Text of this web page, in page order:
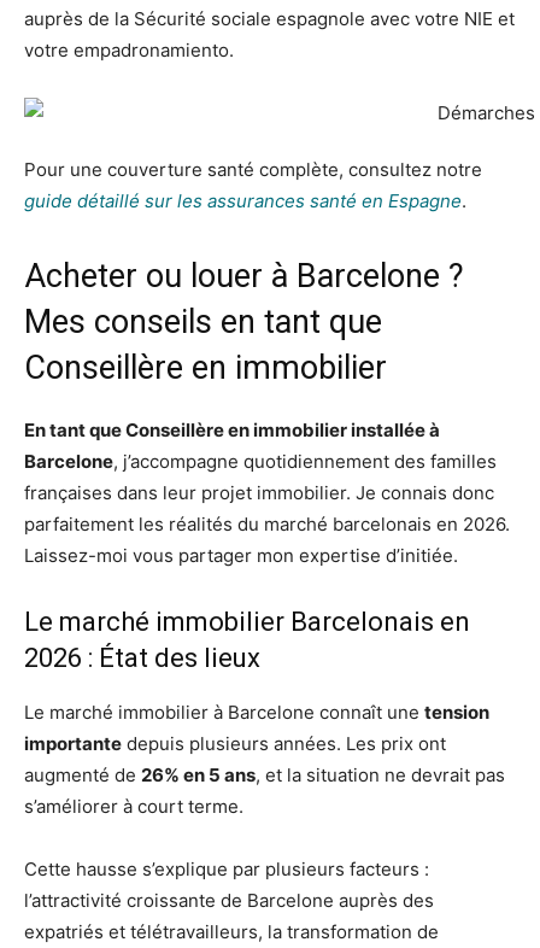
auprès de la Sécurité sociale espagnole avec votre NIE et
votre empadronamiento.
Pour une couverture santé complète, consultez notre
guide détaillé sur les assurances santé en Espagne.
Acheter ou louer à Barcelone ?
Mes conseils en tant que
Conseillère en immobilier
En tant que Conseillère en immobilier installée à
Barcelone, j’accompagne quotidiennement des familles
françaises dans leur projet immobilier. Je connais donc
parfaitement les réalités du marché barcelonais en 2026.
Laissez-moi vous partager mon expertise d’initiée.
Le marché immobilier Barcelonais en
2026 : État des lieux
Le marché immobilier à Barcelone connaît une tension
importante depuis plusieurs années. Les prix ont
augmenté de 26% en 5 ans, et la situation ne devrait pas
s’améliorer à court terme.
Cette hausse s’explique par plusieurs facteurs :
l’attractivité croissante de Barcelone auprès des
expatriés et télétravailleurs, la transformation de